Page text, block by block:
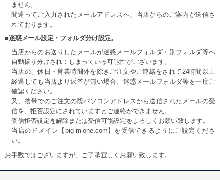
ません。
間違ってご入力されたメールアドレスへ、当店からのご案内が送信さ
れております。
■迷惑メール設定・フォルダ分け設定。
当店からのお送りしたメールが迷惑メールフォルダ・別フォルダ等へ
自動振り分けされてしまっている可能性がございます。
当店の、休日・営業時間外を除きご注文やご連絡をされて24時間以上
経過しても当店より返答が無い場合、迷惑メールフォルダ等を一度ご
確認ください。
又、携帯でのご注文の際パソコンアドレスから送信されたメールの受
信を、拒否設定にされていますとご連絡ができません。
受信拒否設定を解除または受信可能設定をよろしくお願い致します。
当店のドメイン【big-m-one.com】を受信できるようにご設定くださ
い。
お手数ではございますが、ご了承宜しくお願い致します。